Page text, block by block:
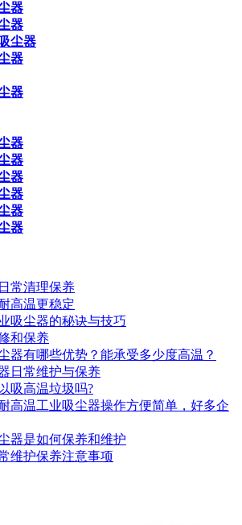
器
器
尘器
器
器
器
器
器
器
器
器
常清理保养
高温更稳定
吸尘器的秘诀与技巧
和保养
器有哪些优势？能承受多少度高温？
日常维护与保养
吸高温垃圾吗?
高温工业吸尘器操作方便简单，好多企
器是如何保养和维护
维护保养注意事项